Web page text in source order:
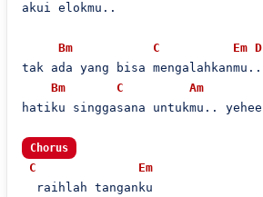
akui elokmu..
Bm C Em D
tak ada yang bisa mengalahkanmu..
Bm
C
Am
hatiku singgasana untukmu.. yehee
Chorus
C
Em
  raihlah tanganku